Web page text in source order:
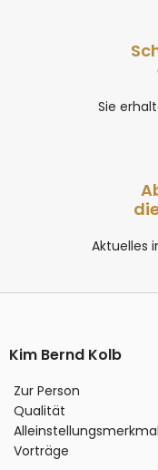
Sie
Aktuelles
Kim Bernd Kolb
Zur Person
Qualität
Alleinstellungsmerkmal
Vorträge